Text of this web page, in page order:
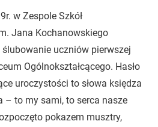
w Zespole Szkół
Jana Kochanowskiego
ślubowanie uczniów pierwszej
Ogólnokształcącego. Hasło
uroczystości to słowa księdza
– to my sami, to serca nasze
pokazem musztry,